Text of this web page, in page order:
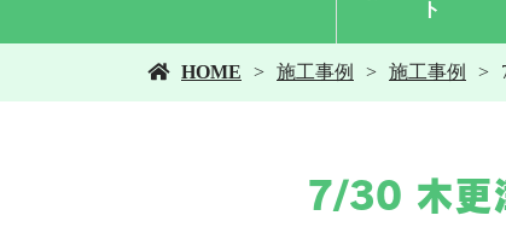
ト
HOME 施工事例 施工事例
7/30 木更